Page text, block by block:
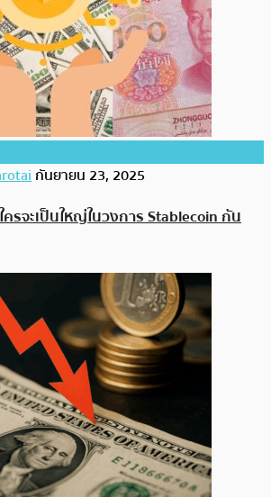
กันยายน 23, 2025
รจะเป็นใหญ่ในวงการ Stablecoin กัน